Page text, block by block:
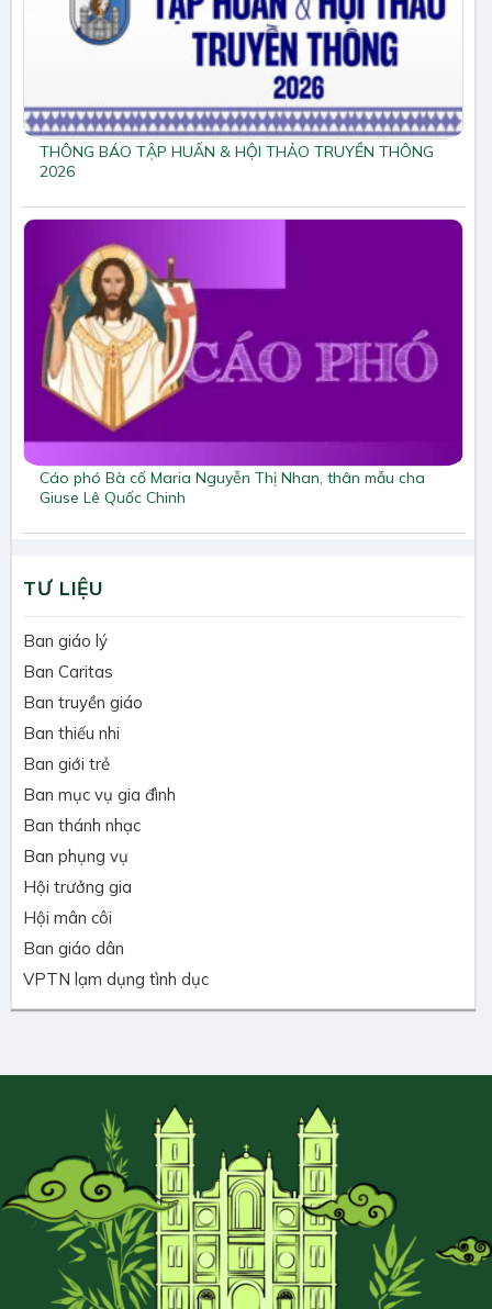
THÔNG BÁO TẬP HUẤN & HỘI THẢO TRUYỀN THÔNG
2026
Cáo phó Bà cố Maria Nguyễn Thị Nhan, thân mẫu cha
Giuse Lê Quốc Chinh
TƯ LIỆU
Ban giáo lý
Ban Caritas
Ban truyền giáo
Ban thiếu nhi
Ban giới trẻ
Ban mục vụ gia đình
Ban thánh nhạc
Ban phụng vụ
Hội trưởng gia
Hội mân côi
Ban giáo dân
VPTN lạm dụng tình dục